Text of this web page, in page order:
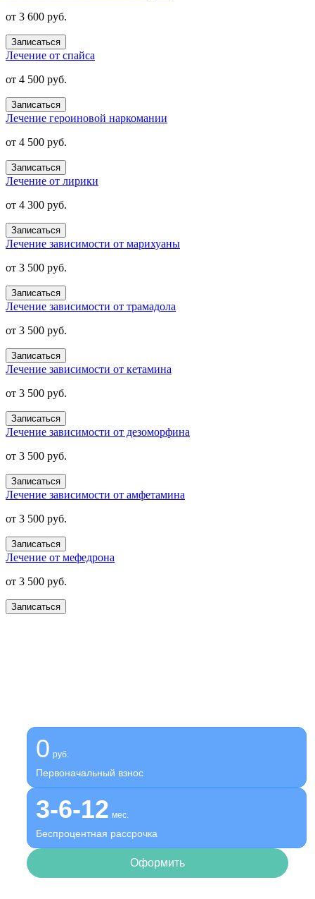
от 3 600 руб.
Записаться
Лечение от спайса
от 4 500 руб.
Записаться
Лечение героиновой наркомании
от 4 500 руб.
Записаться
Лечение от лирики
от 4 300 руб.
Записаться
Лечение зависимости от марихуаны
от 3 500 руб.
Записаться
Лечение зависимости от трамадола
от 3 500 руб.
Записаться
Лечение зависимости от кетамина
от 3 500 руб.
Записаться
Лечение зависимости от дезоморфина
от 3 500 руб.
Записаться
Лечение зависимости от амфетамина
от 3 500 руб.
Записаться
Лечение от мефедрона
от 3 500 руб.
Записаться
0 руб.
Первоначальный взнос
3-6-12 мес.
Беспроцентная рассрочка
Оформить